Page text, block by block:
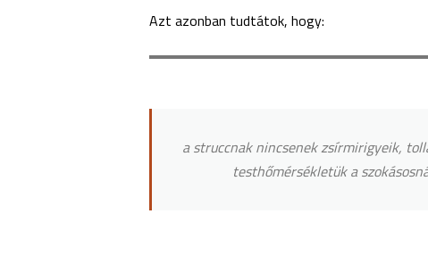
Azt azonban tudtátok, hogy:
a struccnak nincsenek zsírmirigyeik,
testhőmérsékletük a